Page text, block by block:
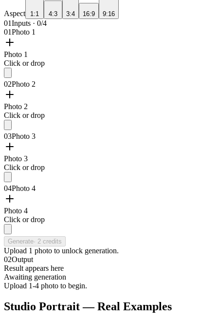
Aspect 1:1 4:3 3:4 16:9 9:16
01Inputs · 0/4
01Photo 1
Photo 1
Click or drop
02Photo 2
Photo 2
Click or drop
03Photo 3
Photo 3
Click or drop
04Photo 4
Photo 4
Click or drop
Generate· 2 credits
Upload 1 photo to unlock generation.
02Output
Result appears here
Awaiting generation
Upload 1-4 photo to begin.
Studio Portrait — Real Examples